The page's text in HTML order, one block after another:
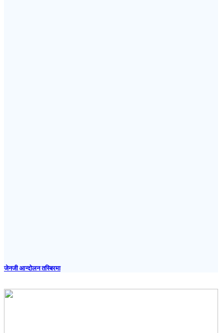
जेनजी आन्दोलन तस्बिरमा